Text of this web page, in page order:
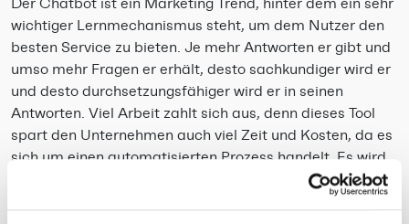
wichtiger Lernmechanismus steht, um dem Nutzer den
besten Service zu bieten. Je mehr Antworten er gibt und
umso mehr Fragen er erhält, desto sachkundiger wird er
und desto durchsetzungsfähiger wird er in seinen
Antworten. Viel Arbeit zahlt sich aus, denn dieses Tool
spart den Unternehmen auch viel Zeit und Kosten, da es
sich um einen automatisierten Prozess handelt. Es wird
den Tag geben, wo der Chatbot ausgelernt hat und